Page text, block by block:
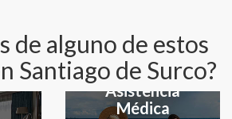
de alguno de estos
Santiago de Surco?
Seguro y
Asistencia
Médica